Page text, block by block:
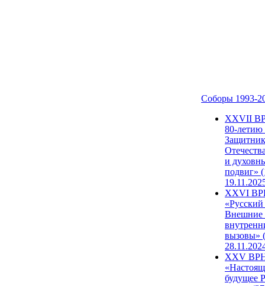
Соборы 1993-
ХХVII
80-
и
подвиг»
XXVI
Внешние
вызовы»
XXV
будущее